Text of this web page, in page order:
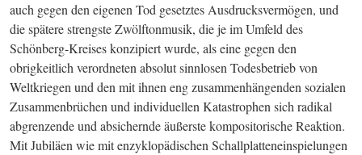
auch gegen den eigenen Tod gesetztes Ausdrucksvermögen, und
die spätere strengste Zwölftonmusik, die je im Umfeld des
Schönberg-Kreises konzipiert wurde, als eine gegen den
obrigkeitlich verordneten absolut sinnlosen Todesbetrieb von
Weltkriegen und den mit ihnen eng zusammenhängenden sozialen
Zusammenbrüchen und individuellen Katastrophen sich radikal
abgrenzende und absichernde äußerste kompositorische Reaktion.
Mit Jubiläen wie mit enzyklopädischen Schallplatteneinspielungen